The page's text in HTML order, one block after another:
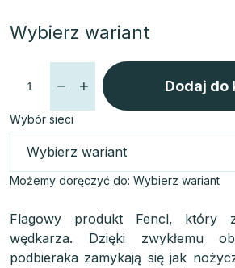
jednostkowa:
Wybierz wariant
Wybór sieci
Możemy doręczyć do: Wybierz wariant
Dodaj do
Flagowy produkt Fencl, który
wędkarza. Dzięki zwykłemu
podbieraka zamykają się jak